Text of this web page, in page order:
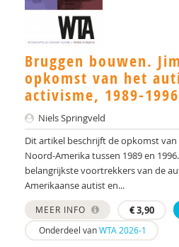
Bruggen bouwen.
opkomst van het
activisme, 1989-1996
Niels Springveld
Dit artikel beschrijft de opkomst
Noord-Amerika tussen 1989 en
belangrijkste voortrekkers van de
Amerikaanse autist en...
MEER INFO €3,90
Onderdeel vanWTA 2026-1